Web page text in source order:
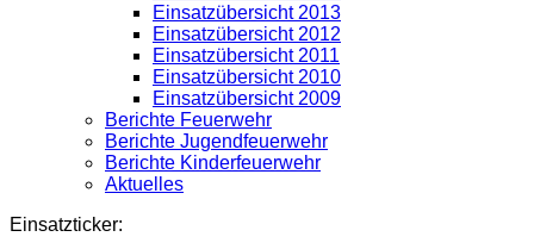
Einsatzübersicht 2013
Einsatzübersicht 2012
Einsatzübersicht 2011
Einsatzübersicht 2010
Einsatzübersicht 2009
Berichte Feuerwehr
Berichte Jugendfeuerwehr
Berichte Kinderfeuerwehr
Aktuelles
Einsatzticker: